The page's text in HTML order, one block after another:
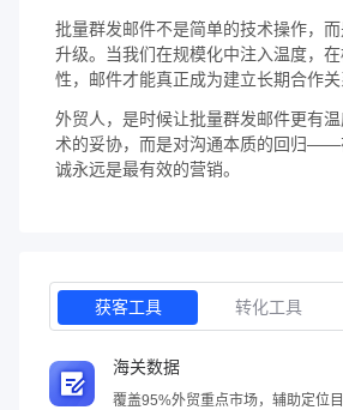
批量群发邮件不是简单的技术操作，
升级。当我们在规模化中注入温度，
性，邮件才能真正成为建立长期合作关
外贸人，是时候让批量群发邮件更有
术的妥协，而是对沟通本质的回归——
诚永远是最有效的营销。
获客工具 转化工具
海关数据
覆盖95%外贸重点市场，辅助定位目